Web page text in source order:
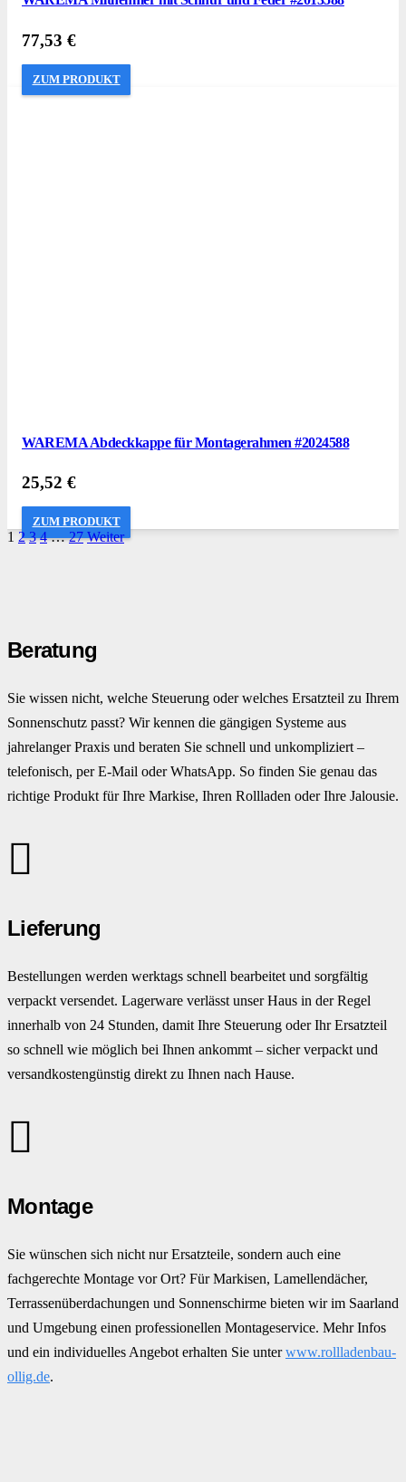
77,53 €
ZUM PRODUKT
WAREMA Abdeckkappe für Montagerahmen #2024588
25,52 €
ZUM PRODUKT
1 2 3 4 … 27 Weiter
Beratung
Sie wissen nicht, welche Steuerung oder welches Ersatzteil zu Ihrem
Sonnenschutz passt? Wir kennen die gängigen Systeme aus
jahrelanger Praxis und beraten Sie schnell und unkompliziert –
telefonisch, per E-Mail oder WhatsApp. So finden Sie genau das
richtige Produkt für Ihre Markise, Ihren Rollladen oder Ihre Jalousie.
Lieferung
Bestellungen werden werktags schnell bearbeitet und sorgfältig
verpackt versendet. Lagerware verlässt unser Haus in der Regel
innerhalb von 24 Stunden, damit Ihre Steuerung oder Ihr Ersatzteil
so schnell wie möglich bei Ihnen ankommt – sicher verpackt und
versandkostengünstig direkt zu Ihnen nach Hause.
Montage
Sie wünschen sich nicht nur Ersatzteile, sondern auch eine
fachgerechte Montage vor Ort? Für Markisen, Lamellendächer,
Terrassenüberdachungen und Sonnenschirme bieten wir im Saarland
und Umgebung einen professionellen Montageservice. Mehr Infos
und ein individuelles Angebot erhalten Sie unterwww.rollladenbau-
ollig.de.